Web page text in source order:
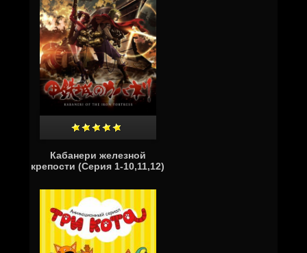
Кабанери железной
крепости (Серия 1-10,11,12)